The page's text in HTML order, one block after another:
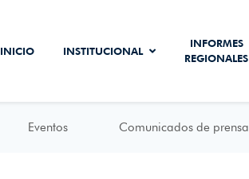
INICIO INSTITUCIONAL
INFORMES
REGIONALES
Eventos Comunicados de prensa